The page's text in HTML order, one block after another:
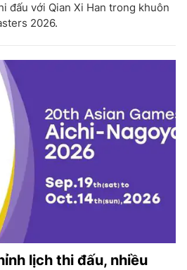
đấu với Qian Xi Han trong khuôn
2026.
lịch thi đấu, nhiều